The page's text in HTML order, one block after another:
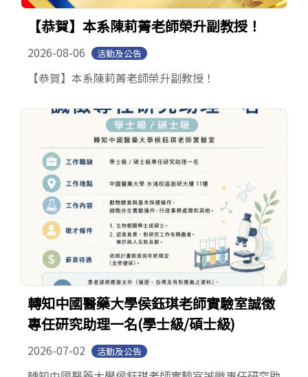
【恭賀】本系陳莉菁老師榮升副教授！
2026-08-06 活動及公告
【恭賀】本系陳莉菁老師榮升副教授！
轉知中國醫藥大學侯鈺琪老師實驗室誠徵
專任研究助理一名(學士級/碩士級)
2026-07-02 活動及公告